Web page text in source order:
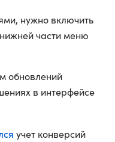
нужно включить
части меню
обновлений
в интерфейсе
учет конверсий